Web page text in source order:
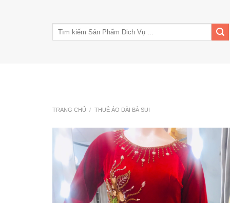
TRANG CHỦ / THUÊ ÁO DÀI BÀ SUI